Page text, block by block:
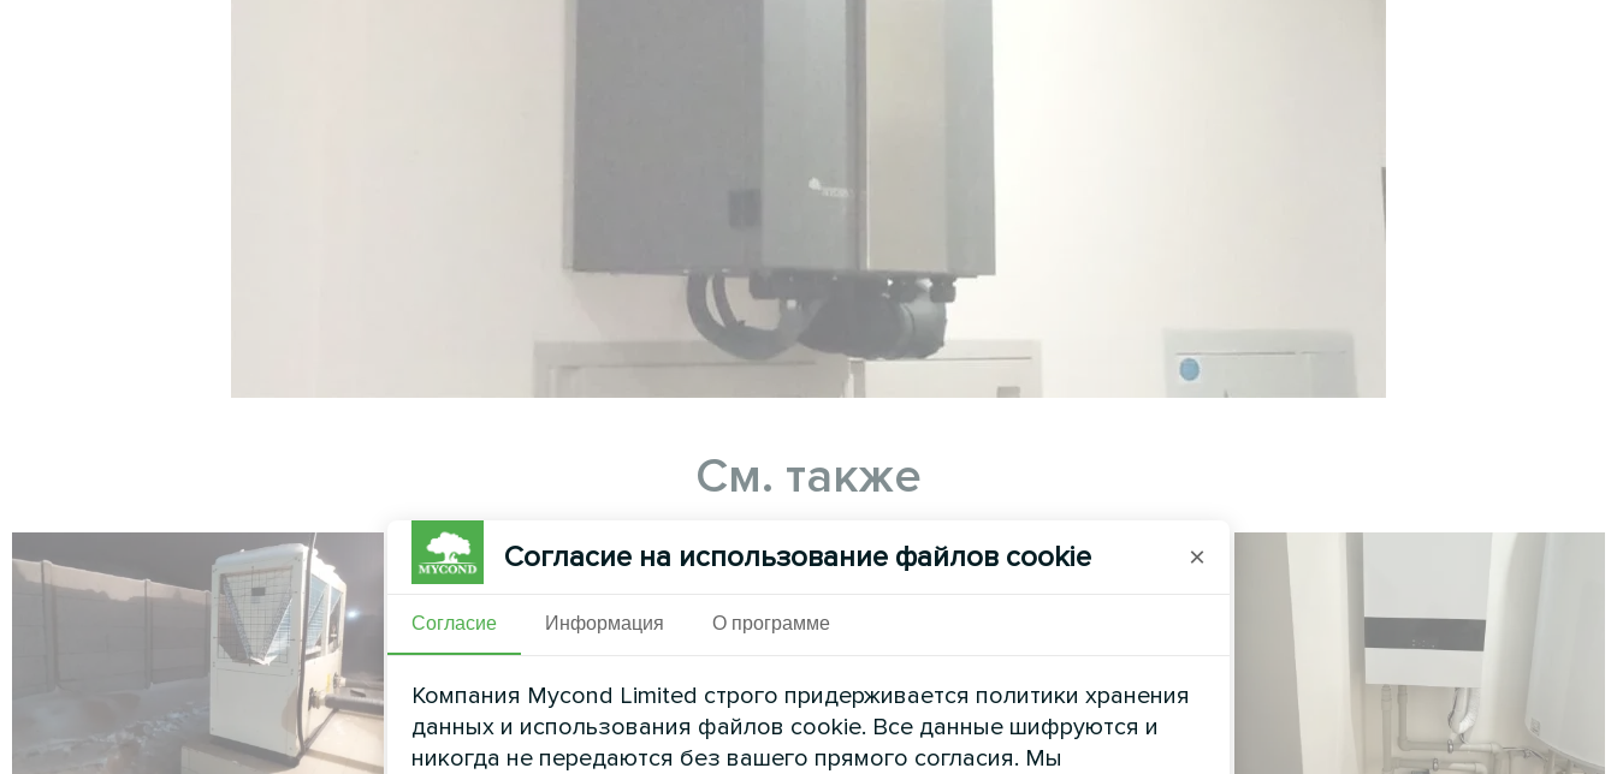
См. также
Согласие на использование файлов cookie ×
Согласие Информация О программе
Компания Mycond Limited строго придерживается политики хранения
данных и использования файлов cookie. Все данные шифруются и
никогда не передаются без вашего прямого согласия. Мы